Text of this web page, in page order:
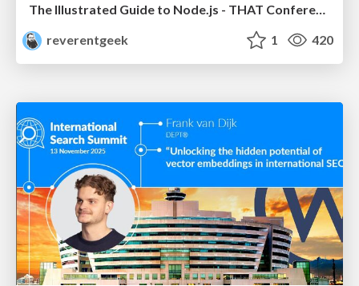
The Illustrated Guide to Node.js - THAT Conference 2024
reverentgeek
1 420